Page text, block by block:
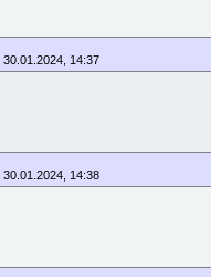
30.01.2024, 14:37
30.01.2024, 14:38